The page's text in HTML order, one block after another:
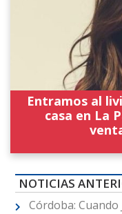
Entramos al
casa en La
NOTICIAS
Córdoba: